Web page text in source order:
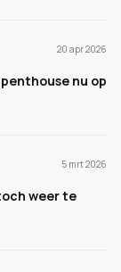
20 apr 2026
nu op
5 mrt 2026
weer te